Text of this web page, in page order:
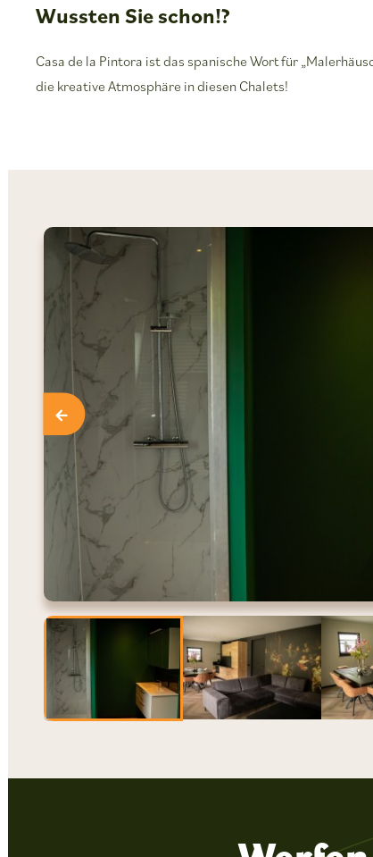
Wussten Sie schon!?
Casa de la Pintora ist das spanische Wort für
die kreative Atmosphäre in diesen Chalets!